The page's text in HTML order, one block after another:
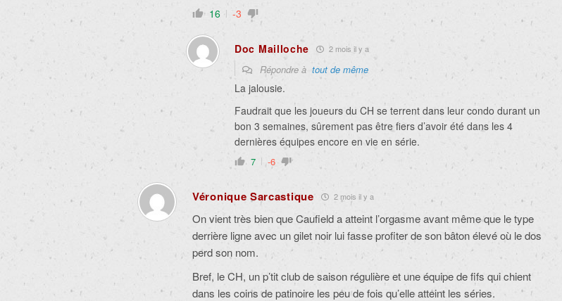
16 -3
Doc Mailloche 2 mois il y a
Répondre à tout de même
La jalousie.
Faudrait que les joueurs du CH se terrent dans leur condo durant un
bon 3 semaines, sûrement pas être fiers d’avoir été dans les 4
dernières équipes encore en vie en série.
7 -6
Véronique Sarcastique 2 mois il y a
On vient très bien que Caufield a atteint l’orgasme avant même que le type
derrière ligne avec un gilet noir lui fasse profiter de son bâton élevé où le dos
perd son nom.
Bref, le CH, un p’tit club de saison régulière et une équipe de fifs qui chient
dans les coins de patinoire les peu de fois qu’elle atteint les séries.